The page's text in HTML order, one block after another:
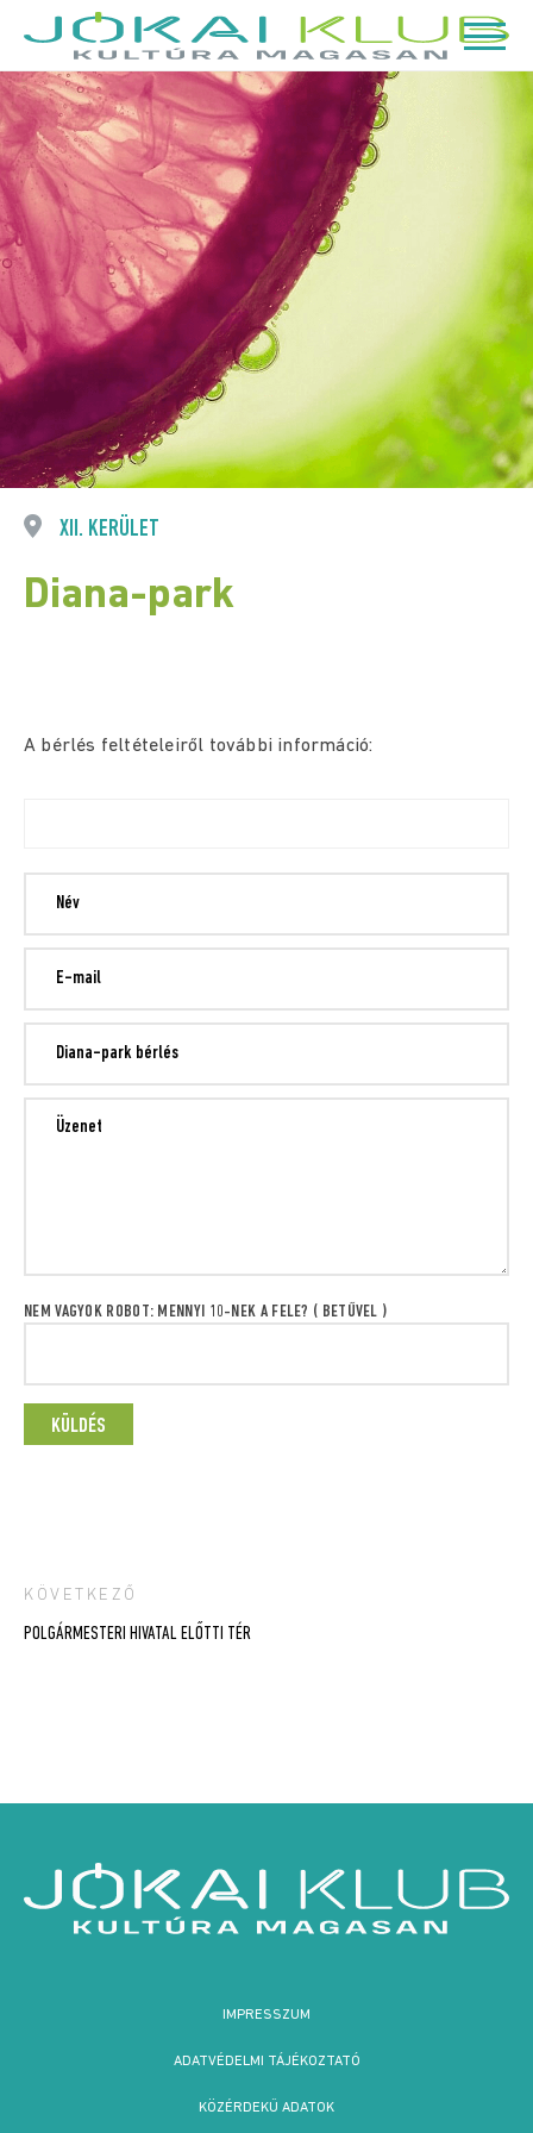
XII. KERÜLET
Diana-park
A bérlés feltételeiről további információ:
NEM VAGYOK ROBOT: MENNYI 10-NEK A FELE? ( BETŰVEL )
Bejegyzés
KÖVETKEZŐ
POLGÁRMESTERI HIVATAL ELŐTTI TÉR
IMPRESSZUM
ADATVÉDELMI TÁJÉKOZTATÓ
KÖZÉRDEKŰ ADATOK